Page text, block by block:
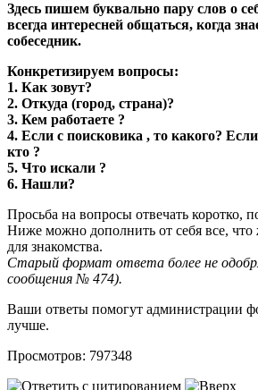
Здесь пишем буквально пару слов о
всегда интересней общаться, когда
собеседник.
Конкретизируем вопросы:
1. Как зовут?
2. Откуда (город, страна)?
3. Кем работаете ?
4. Если с поисковика , то какого?
кто ?
5. Что искали ?
6. Нашли?
Просьба на вопросы отвечать коротко,
Ниже можно дополнить от себя все, что
для знакомства.
Старый формат ответа более не
сообщения № 474).
Ваши ответы помогут администрации
лучше.
Просмотров: 797348